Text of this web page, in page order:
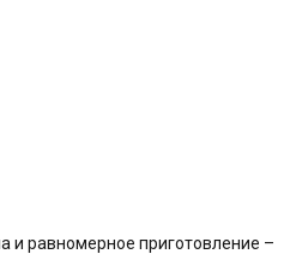
и равномерное приготовление –